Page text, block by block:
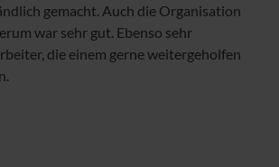
gemacht. Auch die Organisation
war sehr gut. Ebenso sehr
die einem gerne weitergeholfen